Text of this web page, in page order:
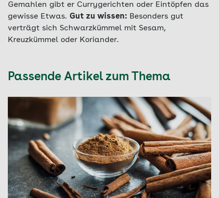
Gemahlen gibt er Currygerichten oder Eintöpfen das
gewisse Etwas. Gut zu wissen: Besonders gut
verträgt sich Schwarzkümmel mit Sesam,
Kreuzkümmel oder Koriander.
Passende Artikel zum Thema